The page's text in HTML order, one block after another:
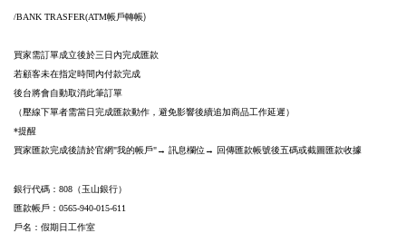
/BANK TRASFER(ATM帳戶轉帳)
買家需訂單成立後於三日內完成匯款
若顧客未在指定時間內付款完成
後台將會自動取消此筆訂單
（壓線下單者需當日完成匯款動作，避免影響後續追加商品工作延遲）
*提醒
買家匯款完成後請於官網"我的帳戶"→ 訊息欄位 → 回傳匯款帳號後五碼或截圖匯款收據
銀行代碼： 808 （玉山銀行）
匯款帳戶： 0565-940-015-611
戶名：假期日工作室